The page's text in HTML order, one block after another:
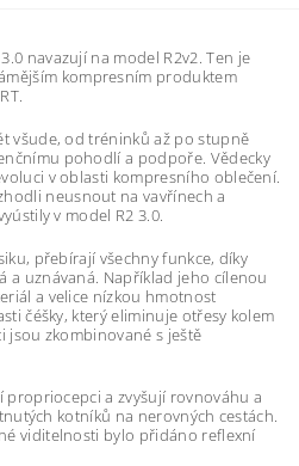
navazují na model R2v2. Ten je
kompresním produktem
všude, od tréninků až po stupně
pohodlí a podpoře. Vědecky
v oblasti kompresního oblečení.
neusnout na vavřínech a
v model R2 3.0.
přebírají všechny funkce, díky
a uznávaná. Například jeho cílenou
a velice nízkou hmotnost
čéšky, který eliminuje otřesy kolem
jsou zkombinované s ještě
a zvyšují rovnováhu a
kotníků na nerovných cestách.
viditelnosti bylo přidáno reflexní